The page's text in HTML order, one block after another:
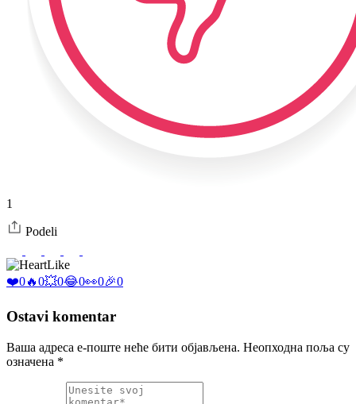
1
Podeli
Like
❤️0🔥0💥0😂0👀0🎉0
Ostavi komentar
Ваша адреса е-поште неће бити објављена. Неопходна поља су
означена *